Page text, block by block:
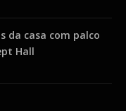
da casa com palco
Hall